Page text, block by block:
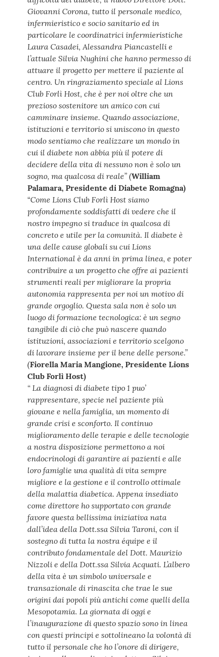
Giovanni Corona, tutto il personale medico,
infermieristico e socio sanitario ed in
particolare le coordinatrici infermieristiche
Laura Casadei, Alessandra Piancastelli e
l’attuale Silvia Nughini che hanno permesso di
attuare il progetto per mettere il paziente al
centro. Un ringraziamento speciale al Lions
Club Forlì Host, che è per noi oltre che un
prezioso sostenitore un amico con cui
camminare insieme. Quando associazione,
istituzioni e territorio si uniscono in questo
modo sentiamo che realizzare un mondo in
cui il diabete non abbia più il potere di
decidere della vita di nessuno non è solo un
sogno, ma qualcosa di reale” (William
Palamara, Presidente di Diabete Romagna)
“Come Lions Club Forlì Host siamo
profondamente soddisfatti di vedere che il
nostro impegno si traduce in qualcosa di
concreto e utile per la comunità. Il diabete è
una delle cause globali su cui Lions
International è da anni in prima linea, e poter
contribuire a un progetto che offre ai pazienti
strumenti reali per migliorare la propria
autonomia rappresenta per noi un motivo di
grande orgoglio. Questa sala non è solo un
luogo di formazione tecnologica: è un segno
tangibile di ciò che può nascere quando
istituzioni, associazioni e territorio scelgono
di lavorare insieme per il bene delle persone.”
(Fiorella Maria Mangione, Presidente Lions
Club Forlì Host)
“ La diagnosi di diabete tipo 1 puo’
rappresentare, specie nel paziente più
giovane e nella famiglia, un momento di
grande crisi e sconforto. Il continuo
miglioramento delle terapie e delle tecnologie
a nostra disposizione permettono a noi
endocrinologi di garantire ai pazienti e alle
loro famiglie una qualità di vita sempre
migliore e la gestione e il controllo ottimale
della malattia diabetica. Appena insediato
come direttore ho supportato con grande
favore questa bellissima iniziativa nata
dall’idea della Dott.ssa Silvia Taroni, con il
sostegno di tutta la nostra équipe e il
contributo fondamentale del Dott. Maurizio
Nizzoli e della Dott.ssa Silvia Acquati. L’albero
della vita è un simbolo universale e
transazionale di rinascita che trae le sue
origini dai popoli più antichi come quelli della
Mesopotamia. La giornata di oggi e
l’inaugurazione di questo spazio sono in linea
con questi principi e sottolineano la volontà di
tutto il personale che ho l’onore di dirigere,